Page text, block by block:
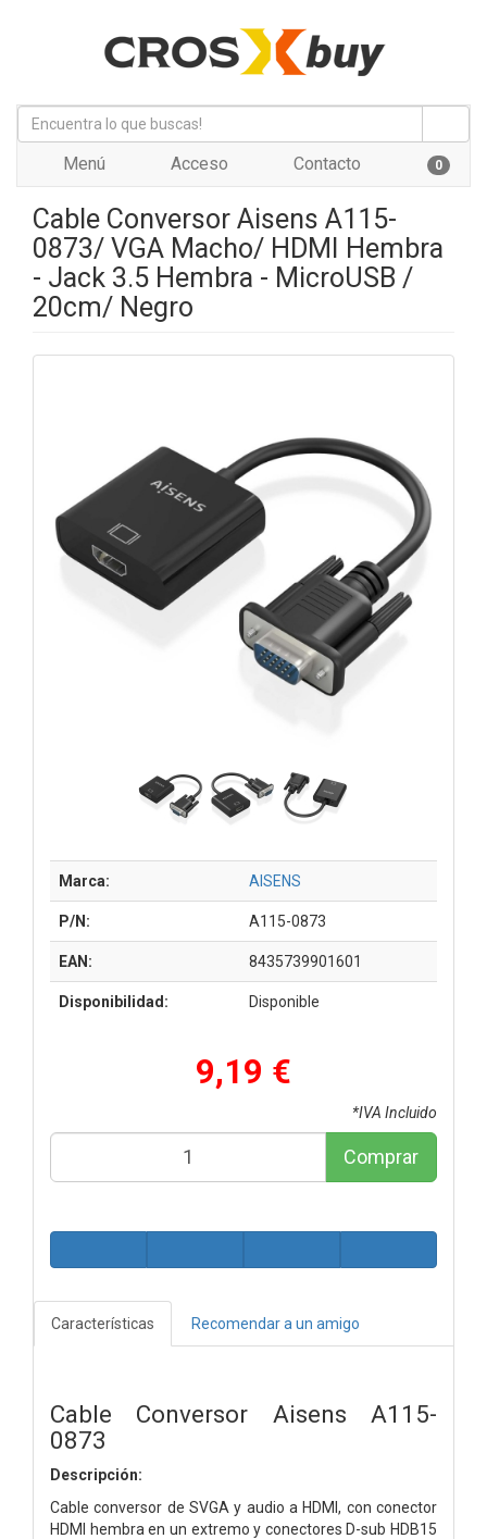
Menú Acceso Contacto 0
Cable Conversor Aisens A115-
0873/ VGA Macho/ HDMI Hembra
- Jack 3.5 Hembra - MicroUSB /
20cm/ Negro
Marca: AISENS
P/N: A115-0873
EAN: 8435739901601
Disponibilidad: Disponible
9,19 €
*IVA Incluido
Comprar
Características Recomendar a un amigo
Cable Conversor Aisens A115-
0873
Descripción:
Cable conversor de SVGA y audio a HDMI, con conector
HDMI hembra en un extremo y conectores D-sub HDB15